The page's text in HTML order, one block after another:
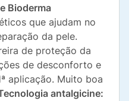
Bioderma
que ajudam no
da pele.
de proteção da
de desconforto e
aplicação. Muito boa
antalgicine: